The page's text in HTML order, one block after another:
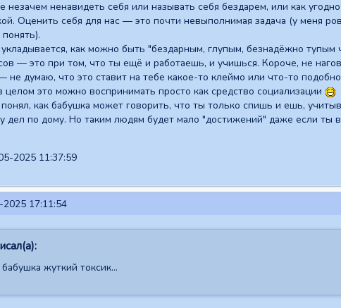
незачем ненавидеть себя или называть себя бездарем, или как
Оценить себя для нас — это почти невыполнимая задача (у меня
как можно быть "бездарным, глупым, безнадёжно
— это при том, что ты ещё и работаешь, и учишься. Короче, не
не думаю, что это ставит на тебе какое-то клеймо или что-то
целом это можно воспринимать просто как средство социализации
как бабушка может говорить, что ты только спишь и ешь,
дел по дому. Но таким людям будет мало "достижений" даже если ты
2025 11:37:59
17:11:54
жуткий токсик...